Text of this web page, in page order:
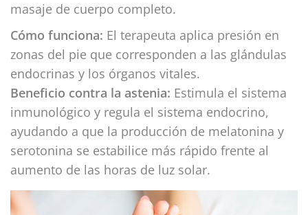
masaje de cuerpo completo.
Cómo funciona: El terapeuta aplica presión en
zonas del pie que corresponden a las glándulas
endocrinas y los órganos vitales.
Beneficio contra la astenia: Estimula el sistema
inmunológico y regula el sistema endocrino,
ayudando a que la producción de melatonina y
serotonina se estabilice más rápido frente al
aumento de las horas de luz solar.